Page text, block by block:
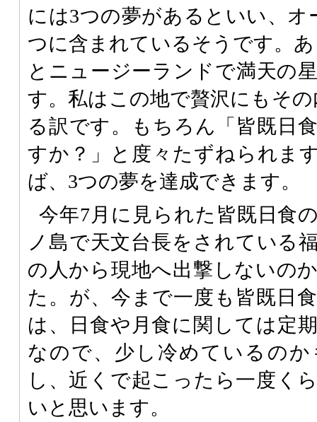
には3つの夢があるといい、
つに含まれているそうです。
とニュージーランドで満天の
す。私はこの地で贅沢にもそ
る訳です。もちろん「皆既日
すか？」と度々たずねられま
ば、3つの夢を達成できます。
今年7月に見られた皆既日食
ノ島で天文台長をされている
の人から現地へ出撃しないの
た。が、今まで一度も皆既日
は、日食や月食に関しては定
なので、少し冷めているの
し、近くで起こったら一度く
いと思います。